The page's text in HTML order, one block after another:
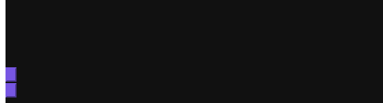
Preta, Nerd & Burning Hell